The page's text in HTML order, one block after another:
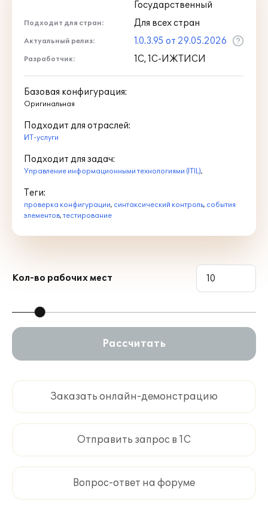
Государственный
Подходит для стран: Для всех стран
Актуальный релиз: 1.0.3.95 от 29.05.2026
Разработчик: 1С, 1С-ИЖТИСИ
Базовая конфигурация:
Оригинальная
Подходит для отраслей:
ИТ-услуги
Подходит для задач:
Управление информационными технологиями (ITIL),
Теги:
проверка конфигурации, синтаксический контроль, события
элементов, тестирование
Кол-во рабочих мест
Рассчитать
Заказать онлайн-демонстрацию
Отправить запрос в 1С
Вопрос-ответ на форуме